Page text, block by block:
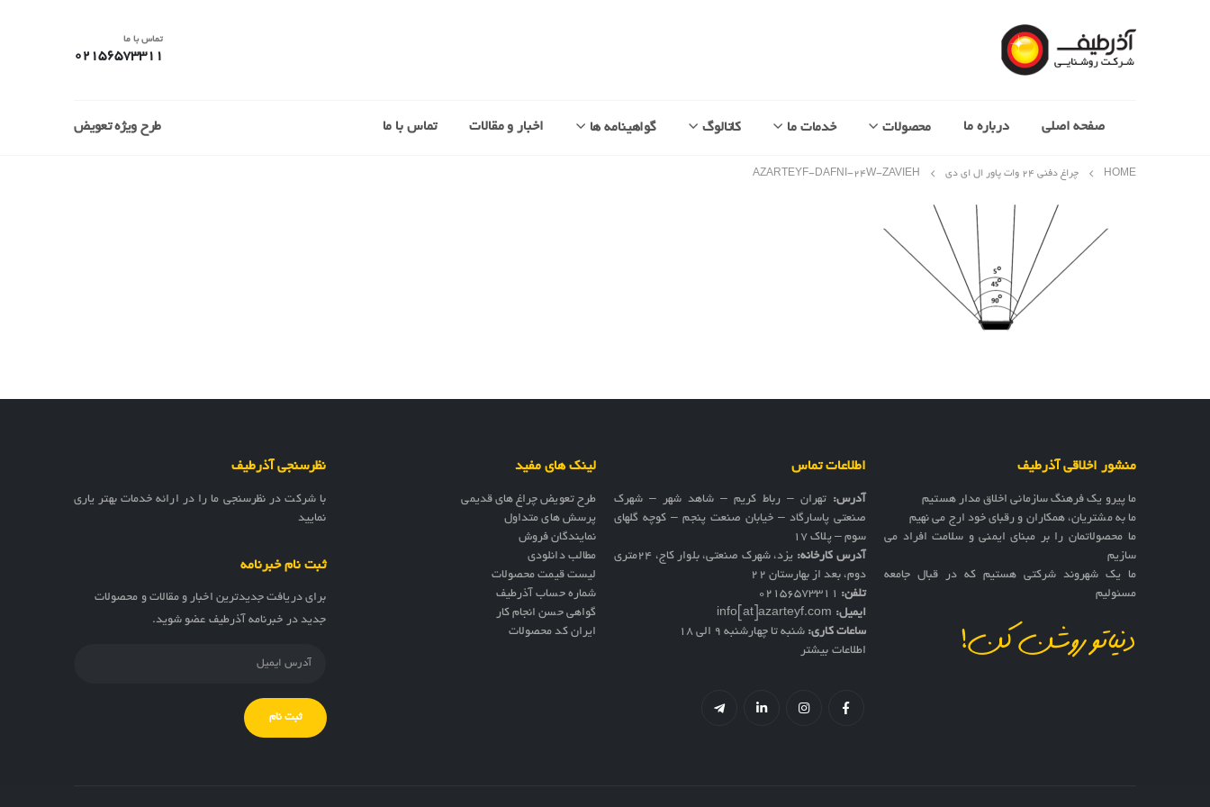
تماس با ما
02156573311
صفحه اصلی درباره ما محصولات خدمات ما کاتالوگ گواهینامه ها اخبار و مقالات تماس با ما طرح ویژه تعویض
HOME چراغ دفنی 24 وات پاور ال ای دی AZARTEYF-DAFNI-۲۴W-ZAVIEH
منشور اخلاقی آذرطیف
ما پیرو یک فرهنگ سازمانی اخلاق مدار هستیم
ما به مشتریان، همکاران و رقبای خود ارج می نهیم
ما محصولاتمان را بر مبنای ایمنی و سلامت افراد می
سازیم
ما یک شهروند شرکتی هستیم که در قبال جامعه
مسئولیم
دنیاتو روشن کن!
اطلاعات تماس
آدرس: تهران – رباط کریم – شاهد شهر – شهرک
صنعتی پاسارگاد – خیابان صنعت پنجم – کوچه گلهای
سوم – پلاک 17
آدرس کارخانه:
یزد، شهرک صنعتی، بلوار کاج، ۲۴متری
دوم، بعد از بهارستان ۲۲
تلفن: 02156573311
ایمیل: info[at]azarteyf.com
ساعات کاری: شنبه تا چهارشنبه 9 الی 18
اطلاعات بیشتر
لینک های مفید
طرح تعویض چراغ های قدیمی
پرسش های متداول
نمایندگان فروش
مطالب دانلودی
لیست قیمت محصولات
شماره حساب آذرطیف
گواهی حسن انجام کار
ایران کد محصولات
نظرسنجی آذرطیف
با شرکت در نظرسنجی ما را در ارائه خدمات بهتر یاری
نمایید
ثبت نام خبرنامه
برای دریافت جدیدترین اخبار و مقالات و محصولات
جدید در خبرنامه آذرطیف عضو شوید.